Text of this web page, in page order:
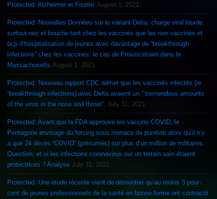
Protected: Alzheimer et Fisetin August 1, 2021
Protected: Nouvelles Données sur le variant Delta: charge viral lourde,
surtout nez et bouche tant chez les vaccinés que les non vaccinés et
bcp d’hospitalisation de jeunes avec davantage de “breakthrough
infections” chez les vaccinés: le cas de Provincetown dans le
Massachusetts August 1, 2021
Protected: Nouveau rapport CDC admet que les vaccinés infectés (ie
“breakthrough infections) avec Delta avaient un ” tremendous amounts
of the virus in the nose and throat”. July 31, 2021
Protected: Avant que la FDA approuve les vaccins COVID, le
Pentagone envisage du forcing sous menace de punition alors qu’il n’y
a que 24 décès “COVID” (présumés) sur plus d’un million de militaires.
Question: et si les infections coronavirus sur un terrain sain étaient
protectrices ? Analyse July 31, 2021
Protected: Une étude récente vient de démontrer qu’au moins 3 pour-
cent de jeunes professionnels de la santé en bonne forme ont contracté